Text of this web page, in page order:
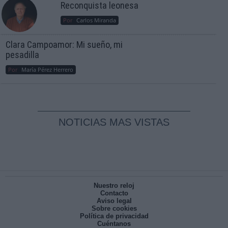
Reconquista leonesa
Por Carlos Miranda
Clara Campoamor: Mi sueño, mi
pesadilla
Por María Pérez Herrero
NOTICIAS MAS VISTAS
Nuestro reloj
Contacto
Aviso legal
Sobre cookies
Política de privacidad
Cuéntanos